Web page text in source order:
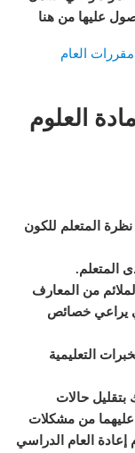
عليها من هنا
العام
العلوم
نظرة المتعلم للكون
المتعلم.
من المعارف
يراعي خصائص
التعليمية
حالات
عليهما من مشكلات
العام الدراسي